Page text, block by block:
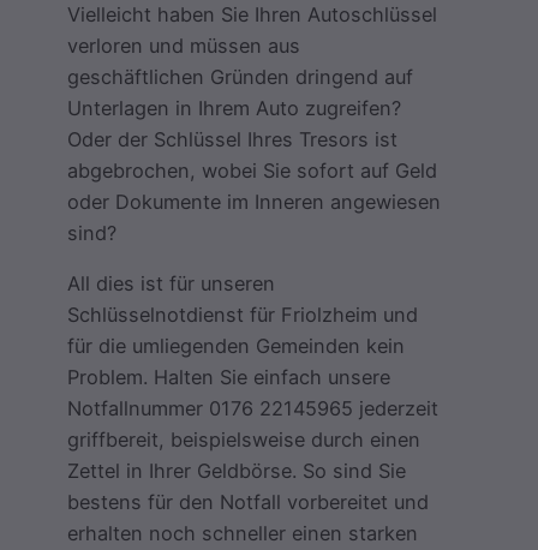
Vielleicht haben Sie Ihren Autoschlüssel
verloren und müssen aus
geschäftlichen Gründen dringend auf
Unterlagen in Ihrem Auto zugreifen?
Oder der Schlüssel Ihres Tresors ist
abgebrochen, wobei Sie sofort auf Geld
oder Dokumente im Inneren angewiesen
sind?
All dies ist für unseren
Schlüsselnotdienst für Friolzheim und
für die umliegenden Gemeinden kein
Problem. Halten Sie einfach unsere
Notfallnummer 0176 22145965 jederzeit
griffbereit, beispielsweise durch einen
Zettel in Ihrer Geldbörse. So sind Sie
bestens für den Notfall vorbereitet und
erhalten noch schneller einen starken